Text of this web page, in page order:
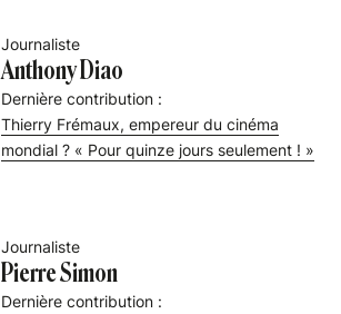
Journaliste
Anthony Diao
Dernière contribution :
Thierry Frémaux, empereur du cinéma
mondial ? « Pour quinze jours seulement ! »
Journaliste
Pierre Simon
Dernière contribution :